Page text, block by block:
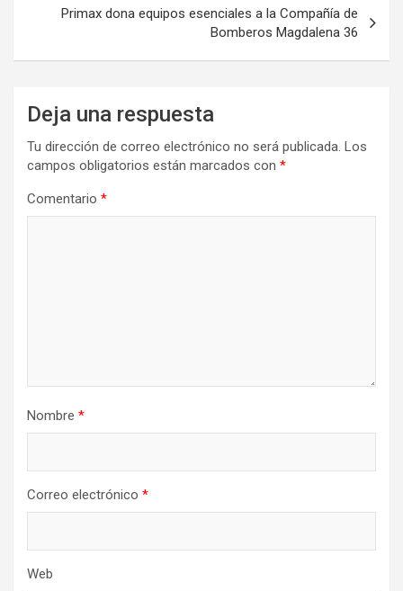
Primax dona equipos esenciales a la Compañía de
Bomberos Magdalena 36
Deja una respuesta
Tu dirección de correo electrónico no será publicada. Los
campos obligatorios están marcados con *
Comentario *
Nombre *
Correo electrónico *
Web